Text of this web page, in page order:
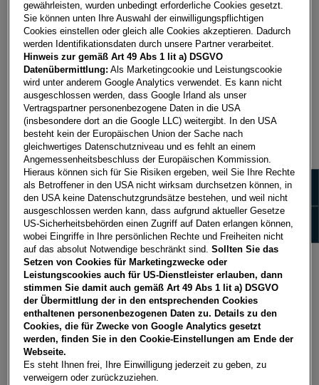
Zeige
Zeige
CUPRA LEASING-AKTIONEN
NACH MARKE FILTERN
CUPRA: BIS ZU EUR 3.000,-*
FINANZIERUNGSBONUS!
Finanzieren Sie Ihren CUPRA über die Porsche Bank
und holen Sie sich jetzt bis zu EUR 3.000,-*
Finanzierungsbonus.
Das attraktive Angebot erhalten Sie bis einschließlich
gewährleisten, wurden unbedingt erforderliche Cookies gesetzt.
Sie können unten Ihre Auswahl der einwilligungspflichtigen
Cookies einstellen oder gleich alle Cookies akzeptieren. Dadurch
werden Identifikationsdaten durch unsere Partner verarbeitet.
Hinweis zur gemäß Art 49 Abs 1 lit a) DSGVO
Datenübermittlung: Als Marketingcookie und Leistungscookie
wird unter anderem Google Analytics verwendet. Es kann nicht
ausgeschlossen werden, dass Google Irland als unser
Vertragspartner personenbezogene Daten in die USA
(insbesondere dort an die Google LLC) weitergibt. In den USA
besteht kein der Europäischen Union der Sache nach
gleichwertiges Datenschutzniveau und es fehlt an einem
Angemessenheitsbeschluss der Europäischen Kommission.
Hieraus können sich für Sie Risiken ergeben, weil Sie Ihre Rechte
als Betroffener in den USA nicht wirksam durchsetzen können, in
den USA keine Datenschutzgrundsätze bestehen, und weil nicht
ausgeschlossen werden kann, dass aufgrund aktueller Gesetze
US-Sicherheitsbehörden einen Zugriff auf Daten erlangen können,
wobei Eingriffe in Ihre persönlichen Rechte und Freiheiten nicht
auf das absolut Notwendige beschränkt sind.Sollten Sie das
Setzen von Cookies für Marketingzwecke oder
Leistungscookies auch für US-Dienstleister erlauben, dann
stimmen Sie damit auch gemäß Art 49 Abs 1 lit a) DSGVO
der Übermittlung der in den entsprechenden Cookies
enthaltenen personenbezogenen Daten zu. Details zu den
Cookies, die für Zwecke von Google Analytics gesetzt
werden, finden Sie in den Cookie-Einstellungen am Ende der
Webseite.
Es steht Ihnen frei, Ihre Einwilligung jederzeit zu geben, zu
verweigern oder zurückzuziehen.